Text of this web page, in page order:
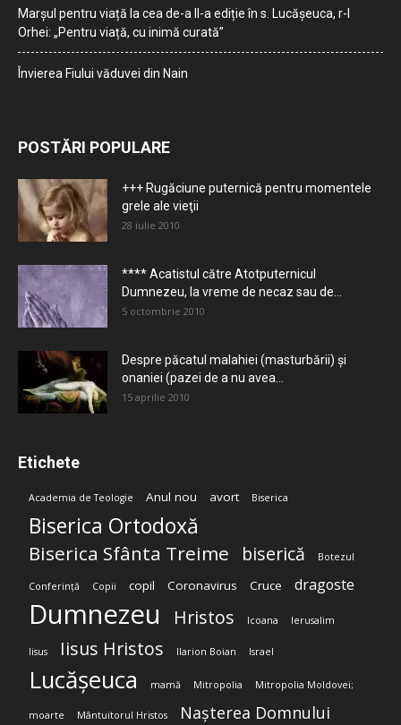
Marșul pentru viață la cea de-a II-a ediție în s. Lucășeuca, r-l
Orhei: „Pentru viață, cu inimă curată”
Învierea Fiului văduvei din Nain
POSTĂRI POPULARE
+++ Rugăciune puternică pentru momentele
grele ale vieţii
28 iulie 2010
**** Acatistul către Atotputernicul
Dumnezeu, la vreme de necaz sau de...
5 octombrie 2010
Despre păcatul malahiei (masturbării) şi
onaniei (pazei de a nu avea...
15 aprilie 2010
Etichete
Academia de Teologie Anul nou avort Biserica
Biserica Ortodoxă
Biserica Sfânta Treime biserică Botezul
Conferință Copii copil Coronavirus Cruce dragoste
Dumnezeu Hristos Icoana Ierusalim
Iisus Iisus Hristos Ilarion Boian Israel
Lucășeuca mamă Mitropolia Mitropolia Moldovei;
moarte Mântuitorul Hristos Nașterea Domnului